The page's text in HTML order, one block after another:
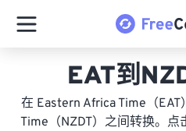
EAT到
在 Eastern Africa Time（
Time（NZDT）之间转换。点